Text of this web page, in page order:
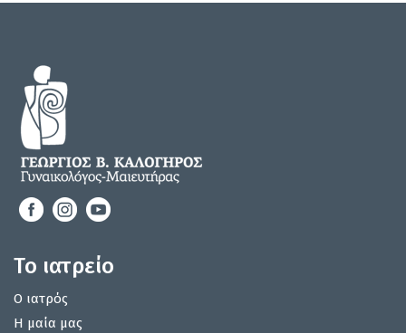
Το ιατρείο
Ο ιατρός
Η μαία μας